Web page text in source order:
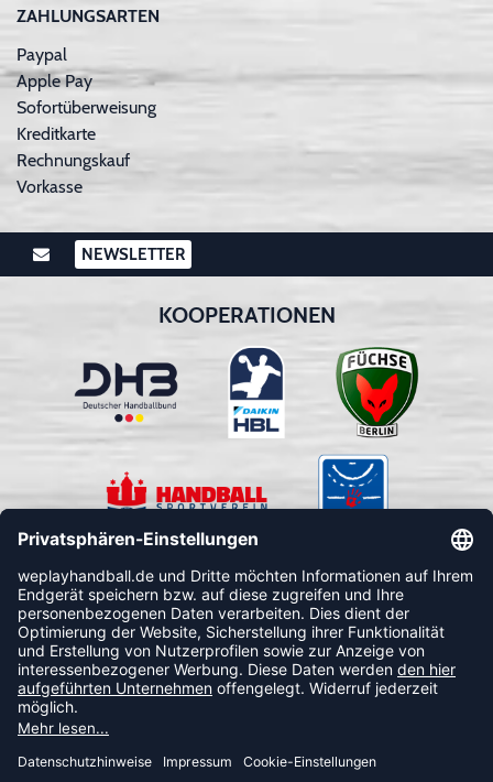
ZAHLUNGSARTEN
Paypal
Apple Pay
Sofortüberweisung
Kreditkarte
Rechnungskauf
Vorkasse
NEWSLETTER
KOOPERATIONEN
FOLLOW US